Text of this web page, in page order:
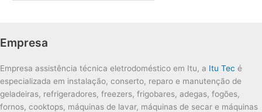
Empresa
Empresa assistência técnica eletrodoméstico em Itu, a Itu Tec é
especializada em instalação, conserto, reparo e manutenção de
geladeiras, refrigeradores, freezers, frigobares, adegas, fogões,
fornos, cooktops, máquinas de lavar, máquinas de secar e máquinas